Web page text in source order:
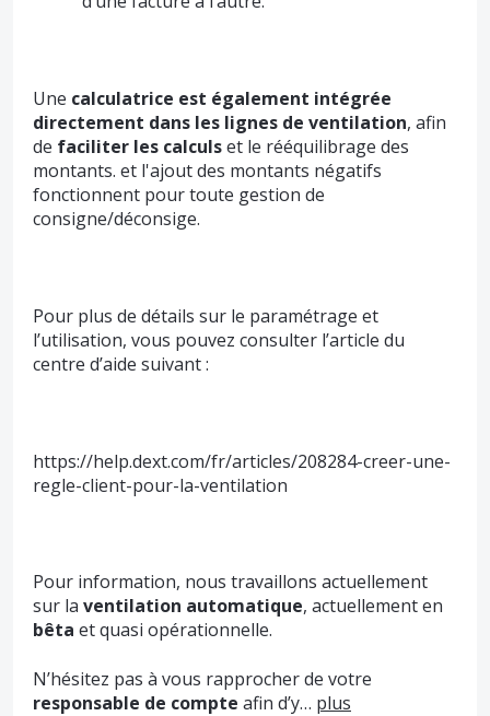
Une calculatrice est également intégrée
directement dans les lignes de ventilation, afin
de faciliter les calculset le rééquilibrage des
montants. et l'ajout des montants négatifs
fonctionnent pour toute gestion de
consigne/déconsige.
Pour plus de détails sur le paramétrage et
l’utilisation, vous pouvez consulter l’article du
centre d’aide suivant :
https://help.dext.com/fr/articles/208284-creer-une-
regle-client-pour-la-ventilation
Pour information, nous travaillons actuellement
sur la ventilation automatique, actuellement en
bêta et quasi opérationnelle.
N’hésitez pas à vous rapprocher de votre
responsable de compte afin d’y… plus